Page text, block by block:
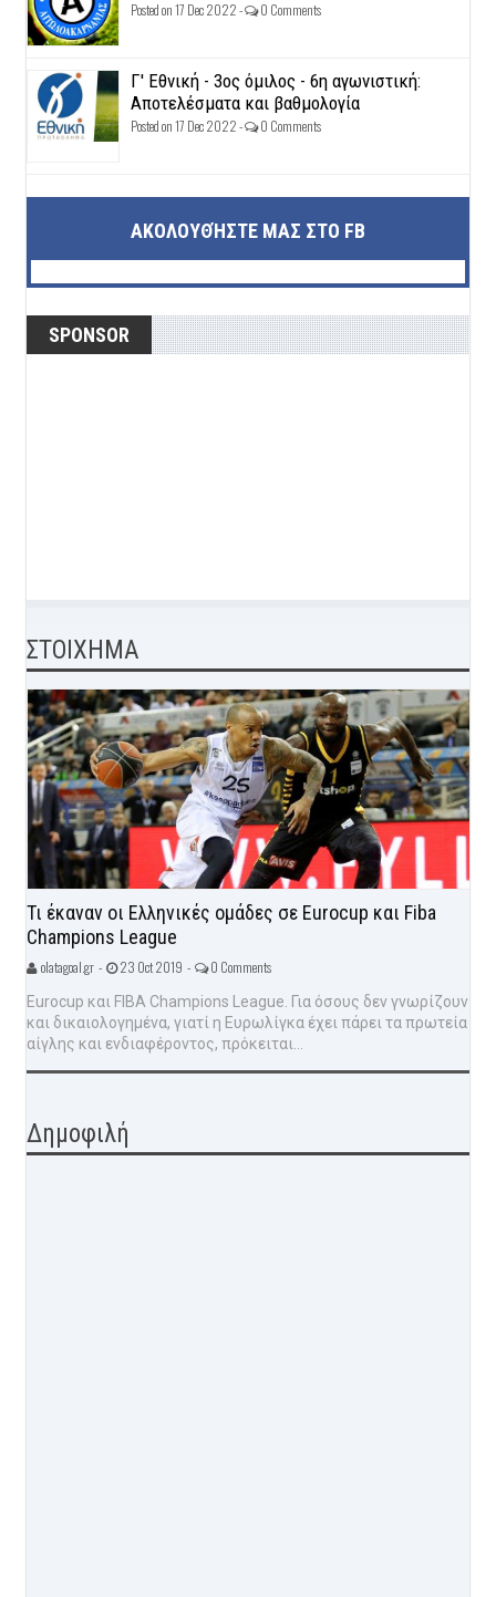
Posted on 17 Dec 2022 - 0 Comments
Γ' Εθνική - 3ος όμιλος - 6η αγωνιστική:
Αποτελέσματα και βαθμολογία
Posted on 17 Dec 2022 - 0 Comments
ΑΚΟΛΟΥΘΉΣΤΕ ΜΑΣ ΣΤΟ FB
SPONSOR
ΣΤΟΙΧΗΜΑ
Τι έκαναν οι Ελληνικές ομάδες σε Eurocup και Fiba
Champions League
olatagoal.gr - 23 Oct 2019 - 0 Comments
Eurocup και FIBA Champions League. Για όσους δεν γνωρίζουν
και δικαιολογημένα, γιατί η Ευρωλίγκα έχει πάρει τα πρωτεία
αίγλης και ενδιαφέροντος, πρόκειται...
Δημοφιλή